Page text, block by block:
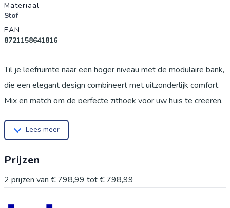
Materiaal
Stof
EAN
8721158641816
Til je leefruimte naar een hoger niveau met de modulaire bank,
die een elegant design combineert met uitzonderlijk comfort.
Mix en match om de perfecte zithoek voor uw huis te creëren.
schuimvulling zorgen voor zachtheid en ademend vermogen,
bestand is tegen dagelijks gebruik met behoud van zijn
elegante uitstraling.
Lees meer
Prijzen
2 prijzen van € 798,99 tot€ 798,99